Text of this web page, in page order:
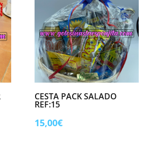
CESTA PACK SALADO
REF:15
15,00€